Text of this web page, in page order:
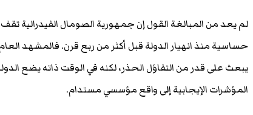
لم يعد من المبالغة القول إن جمهورية الصومال الفيدرالية
حساسية منذ انهيار الدولة قبل أكثر من ربع قرن. فالمشهد
يبعث على قدر من التفاؤل الحذر، لكنه في الوقت ذاته يضع
المؤشرات الإيجابية إلى واقع مؤسسي مستدام.